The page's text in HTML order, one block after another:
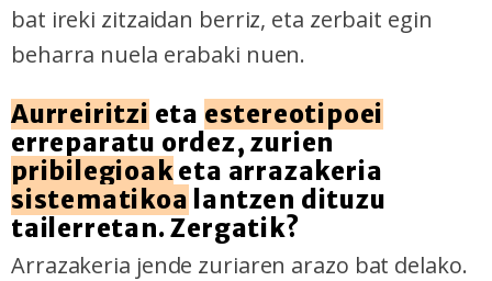
bat ireki zitzaidan berriz, eta zerbait egin
beharra nuela erabaki nuen.
Aurreiritzi eta estereotipoei
erreparatu ordez, zurien
pribilegioak eta arrazakeria
sistematikoa lantzen dituzu
tailerretan. Zergatik?
Arrazakeria jende zuriaren arazo bat delako.